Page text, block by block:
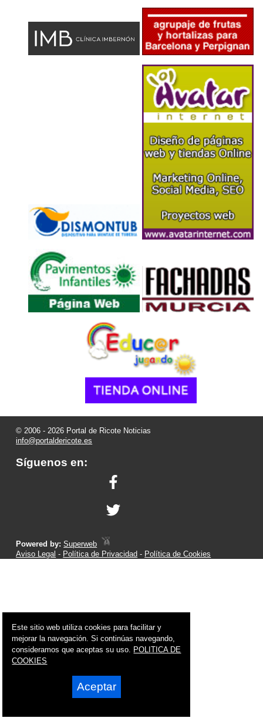
© 2006 - 2026 Portal de Ricote Noticias
info@portaldericote.es
Síguenos en:
Powered by:Superweb
Aviso Legal - Política de Privacidad - Política de Cookies
Este sitio web utiliza cookies para facilitar y
mejorar la navegación. Si continúas navegando,
consideramos que aceptas su uso. POLITICA DE
COOKIES
Aceptar